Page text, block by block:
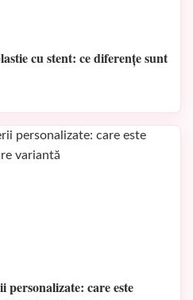
cu stent: ce diferențe sunt
care este